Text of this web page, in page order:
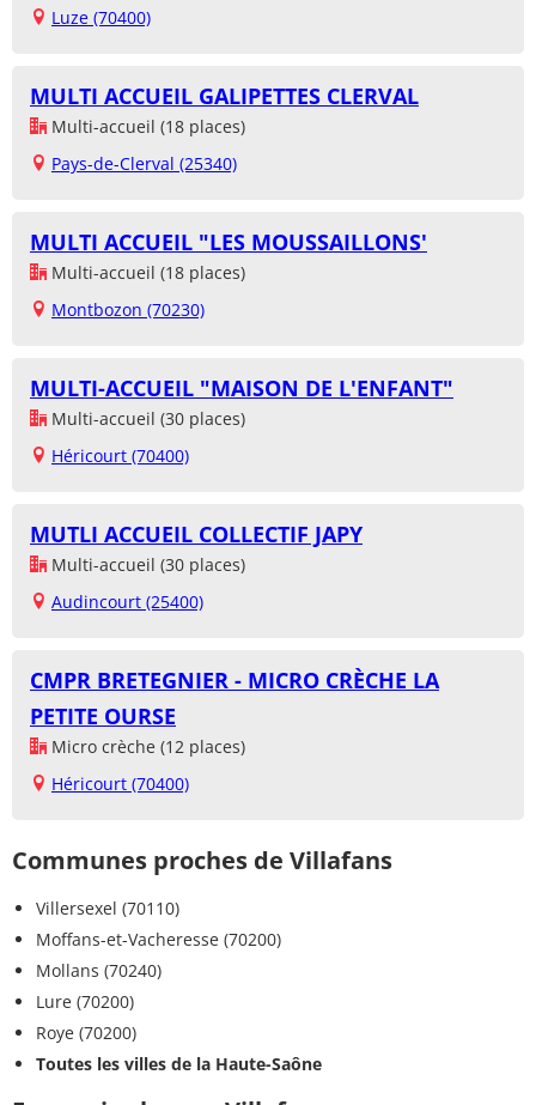
Luze (70400)
MULTI ACCUEIL GALIPETTES CLERVAL
Multi-accueil (18 places)
Pays-de-Clerval (25340)
MULTI ACCUEIL "LES MOUSSAILLONS'
Multi-accueil (18 places)
Montbozon (70230)
MULTI-ACCUEIL "MAISON DE L'ENFANT"
Multi-accueil (30 places)
Héricourt (70400)
MUTLI ACCUEIL COLLECTIF JAPY
Multi-accueil (30 places)
Audincourt (25400)
CMPR BRETEGNIER - MICRO CRÈCHE LA
PETITE OURSE
Micro crèche (12 places)
Héricourt (70400)
Communes proches de Villafans
Villersexel (70110)
Moffans-et-Vacheresse (70200)
Mollans (70240)
Lure (70200)
Roye (70200)
Toutes les villes de la Haute-Saône